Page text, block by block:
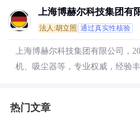
上海博赫尔科技集团有
法人:胡立照 通过真实性核验
上海博赫尔科技集团有限公司，
机、吸尘器等，专业权威，经验丰
热门文章